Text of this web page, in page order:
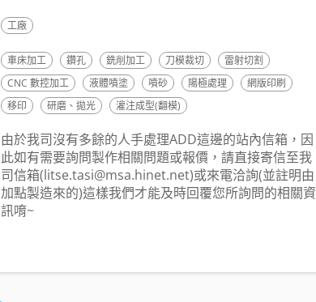
工廠
車床加工 鑽孔 銑削加工 刀模裁切
雷射切割
CNC 數控加工
液體噴塗 噴砂 陽極處理
網版印刷
移印
研磨、拋光 灌注成型(翻模)
由於我司沒有多餘的人手處理ADD這邊的站內信箱，因
此如有需要詢問製作相關問題或報價，請直接寄信至我
司信箱(litse.tasi@msa.hinet.net)或來電洽詢(並註明由
加點製造來的)這樣我們才能及時回覆您所詢問的相關資
訊唷~